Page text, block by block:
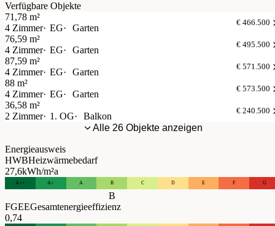
Verfügbare Objekte
71,78 m²
4 Zimmer
EG Garten
€ 466.500
76,59 m²
4 Zimmer
EG Garten
€ 495.500
87,59 m²
4 Zimmer
EG Garten
€ 571.500
88 m²
4 Zimmer
EG Garten
€ 573.500
36,58 m²
2 Zimmer
1. OG Balkon
€ 240.500
Alle 26 Objekte anzeigen
Energieausweis
HWBHeizwärmebedarf
27,6kWh/m²a
A++ A+ A B C D E F G
B
FGEEGesamtenergieeffizienz
0,74